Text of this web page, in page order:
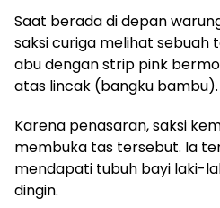
Saat berada di depan
saksi curiga melihat sebuah
abu dengan strip pink
atas lincak (bangku bambu).
​Karena penasaran, saksi
membuka tas tersebut. Ia
mendapati tubuh bayi laki-
dingin.